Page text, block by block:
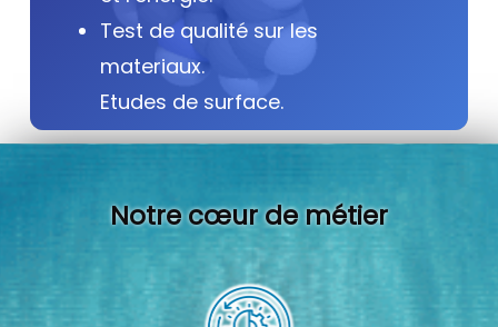
Test de qualité sur les
materiaux.
Etudes de surface.
Notre cœur de métier